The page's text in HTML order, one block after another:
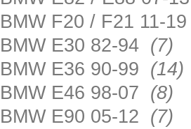
BMW F20 / F21 11-19
BMW E30 82-94 (7)
BMW E36 90-99 (14)
BMW E46 98-07 (8)
BMW E90 05-12 (7)